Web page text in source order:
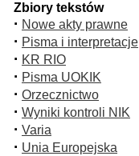
Zbiory tekstów
· Nowe akty prawne
· Pisma i interpretacje
· KR RIO
· Pisma UOKIK
· Orzecznictwo
· Wyniki kontroli NIK
· Varia
· Unia Europejska